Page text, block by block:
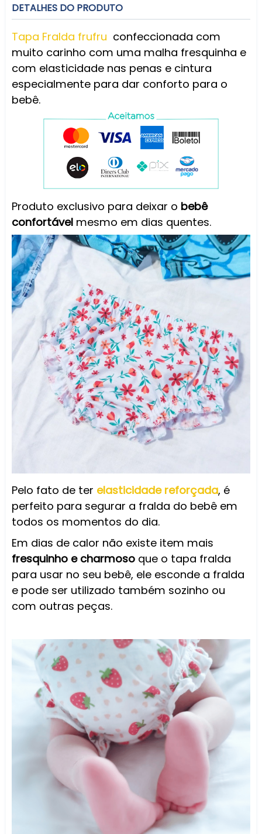
DETALHES DO PRODUTO
Tapa Fralda frufru confeccionada com
muito carinho com uma malha fresquinha e
com elasticidade nas penas e cintura
especialmente para dar conforto para o
bebê.
Produto exclusivo para deixar o bebê
confortável mesmo em dias quentes.
Pelo fato de ter elasticidade reforçada, é
perfeito para segurar a fralda do bebê em
todos os momentos do dia.
Em dias de calor não existe item mais
fresquinho e charmoso que o tapa fralda
para usar no seu bebê, ele esconde a fralda
e pode ser utilizado também sozinho ou
com outras peças.